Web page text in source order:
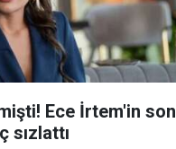
Ece İrtem'in son
sızlattı